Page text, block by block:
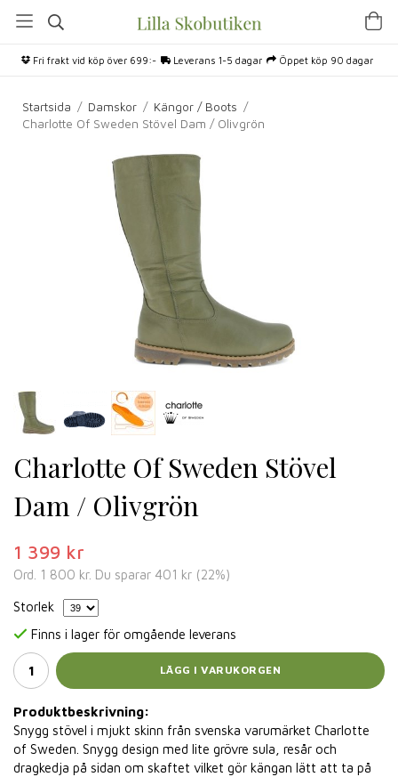
Fri frakt vid köp över 699:- Leverans 1-5 dagar Öppet köp 90 dagar
Startsida / Damskor / Kängor / Boots /
Charlotte Of Sweden Stövel Dam / Olivgrön
Charlotte Of Sweden Stövel
Dam / Olivgrön
1 399 kr
Ord. 1 800 kr. Du sparar 401 kr (22%)
Storlek
Finns i lager för omgående leverans
LÄGG I VARUKORGEN
Produktbeskrivning:
Snygg stövel i mjukt skinn från svenska varumärket Charlotte
of Sweden. Snygg design med lite grövre sula, resår och
dragkedja på sidan om skaftet vilket gör kängan lätt att ta på